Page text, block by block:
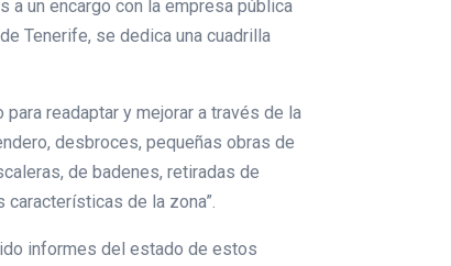
un encargo con la empresa pública
Tenerife, se dedica una cuadrilla
readaptar y mejorar a través de la
desbroces, pequeñas obras de
de badenes, retiradas de
de la zona”.
informes del estado de estos